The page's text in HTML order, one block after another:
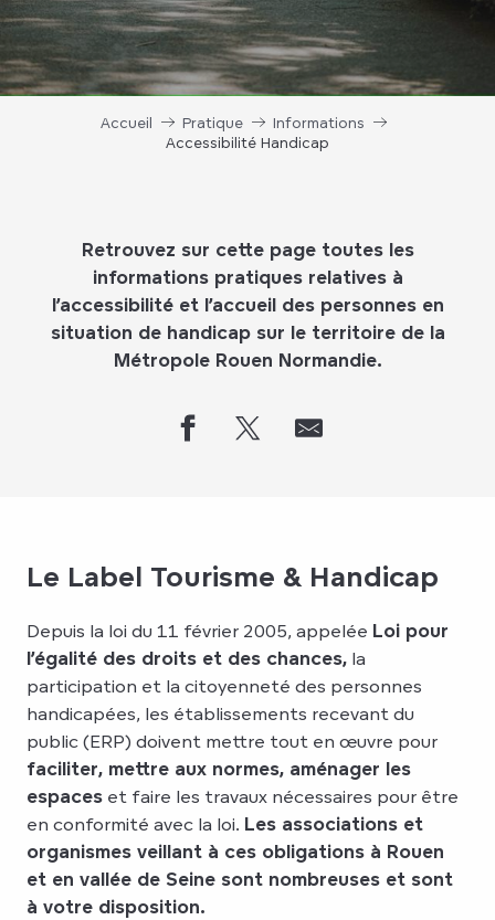
Accueil Pratique
Informations
Accessibilité Handicap
Retrouvez sur cette page toutes les
informations pratiques relatives à
l’accessibilité et l’accueil des personnes en
situation de handicapsur le territoire de la
Métropole Rouen Normandie.
Le Label Tourisme & Handicap
Depuis la loi du 11 février 2005, appelée Loi pour
l’égalité des droits et des chances, la
participation et la citoyenneté des personnes
handicapées, les établissements recevant du
public (ERP) doivent mettre tout en œuvre pour
faciliter, mettre aux normes, aménager les
espaces et faire les travaux nécessaires pour être
en conformité avec la loi. Les associations et
organismes veillant à ces obligations à Rouen
et en vallée de Seine sont nombreuses et sont
à votre disposition.